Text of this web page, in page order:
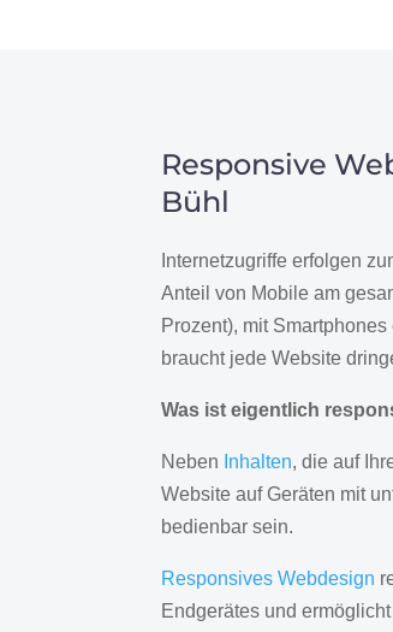
Responsive
Bühl
Internetzugriffe erfolgen
Anteil von Mobile am
Prozent), mit
braucht jede Website
Was ist eigentlich
Neben Inhalten, die auf
Website auf Geräten mit
bedienbar sein.
Responsives Webdesign
Endgerätes und